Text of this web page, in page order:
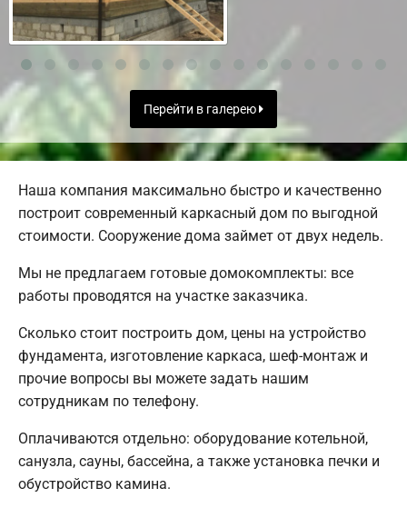
Перейти в галерею
Наша компания максимально быстро и качественно
построит современный каркасный дом по выгодной
стоимости. Сооружение дома займет от двух недель.
Мы не предлагаем готовые домокомплекты: все
работы проводятся на участке заказчика.
Сколько стоит построить дом, цены на устройство
фундамента, изготовление каркаса, шеф-монтаж и
прочие вопросы вы можете задать нашим
сотрудникам по телефону.
Оплачиваются отдельно: оборудование котельной,
санузла, сауны, бассейна, а также установка печки и
обустройство камина.